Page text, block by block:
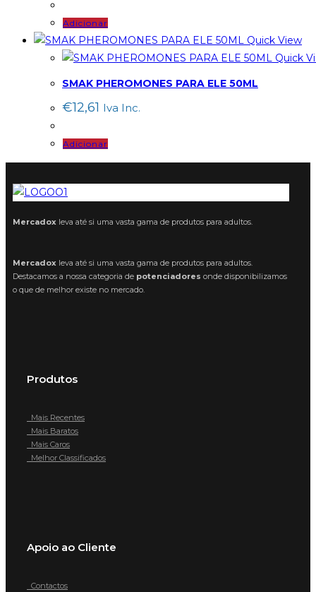
Adicionar
Quick View
Quick
SMAK PHEROMONES PARA ELE 50ML
€12,61 Iva Inc.
Adicionar
Mercadox leva até si uma vasta gama de produtos para adultos.
Mercadox leva até si uma vasta gama de produtos para adultos.
Destacamos a nossa categoria de potenciadores onde disponibilizamos
o que de melhor existe no mercado.
Produtos
Mais Recentes
Mais Baratos
Mais Caros
Melhor Classificados
Apoio ao Cliente
Contactos